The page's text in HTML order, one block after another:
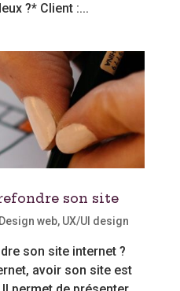
?* Client :...
son site
Design web, UX/UI design
son site internet ?
avoir son site est